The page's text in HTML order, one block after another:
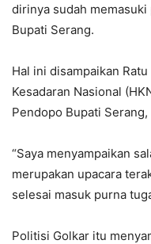
dirinya sudah
Bupati Serang.
Hal ini disampaikan
Kesadaran Nasional
Pendopo Bupati
“Saya menyampaikan
merupakan upacara
selesai masuk purna
Politisi Golkar itu